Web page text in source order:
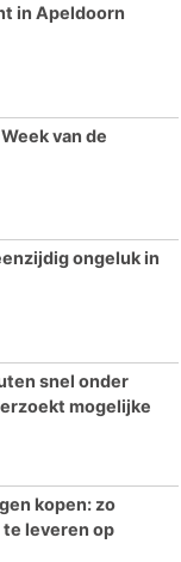
in Apeldoorn
van de
ongeluk in
snel onder
mogelijke
kopen: zo
te leveren op